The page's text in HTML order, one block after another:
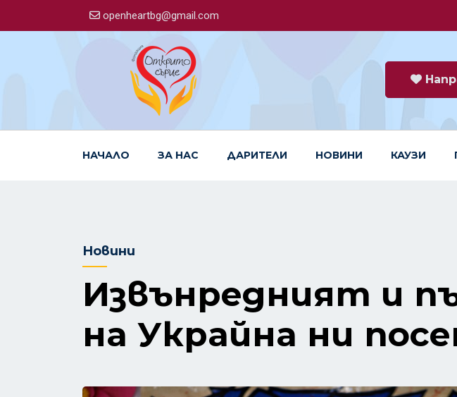
openheartbg@gmail.com
НАЧАЛО ЗА НАС ДАРИТЕЛИ НОВИНИ КАУЗИ
Новини
Извънредният и
на Украйна ни